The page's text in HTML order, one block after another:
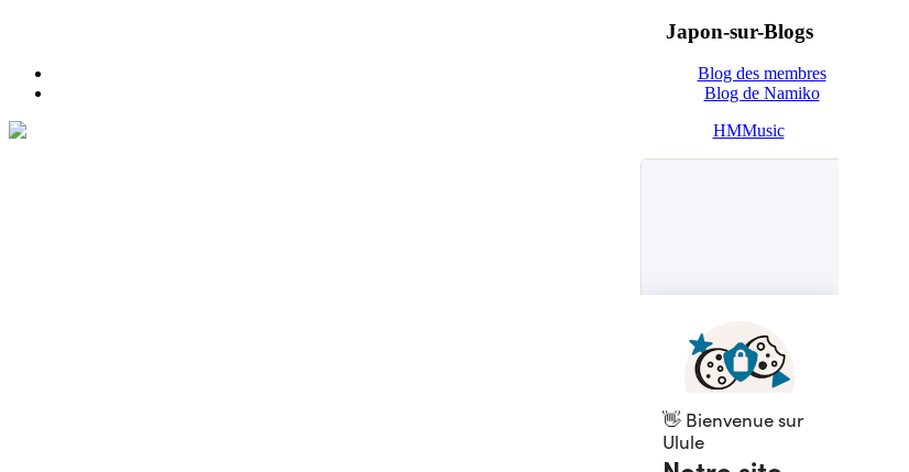
Japon-sur-Blogs
Blog des membres
Blog de Namiko